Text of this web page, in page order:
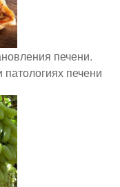
печени.
печени